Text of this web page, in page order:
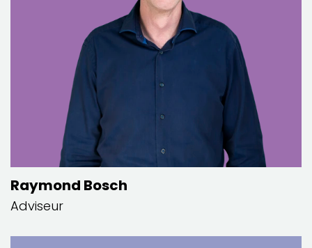
Raymond Bosch
Adviseur